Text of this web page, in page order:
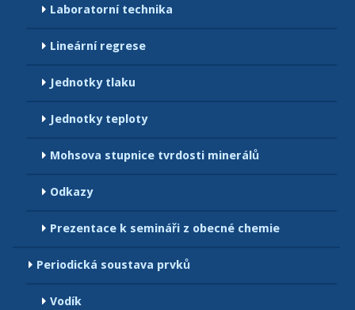
Laboratorní technika
Lineární regrese
Jednotky tlaku
Jednotky teploty
Mohsova stupnice tvrdosti minerálů
Odkazy
Prezentace k semináři z obecné chemie
Periodická soustava prvků
Vodík